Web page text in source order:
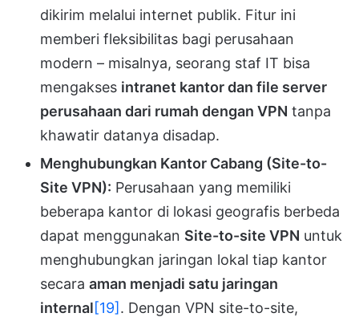
dikirim melalui internet publik. Fitur ini
memberi fleksibilitas bagi perusahaan
modern – misalnya, seorang staf IT bisa
mengakses intranet kantor dan file server
perusahaan dari rumah dengan VPN tanpa
khawatir datanya disadap.
Menghubungkan Kantor Cabang (Site-to-
Site VPN): Perusahaan yang memiliki
beberapa kantor di lokasi geografis berbeda
dapat menggunakan Site-to-site VPN untuk
menghubungkan jaringan lokal tiap kantor
secara aman menjadi satu jaringan
internal[19] . Dengan VPN site-to-site,